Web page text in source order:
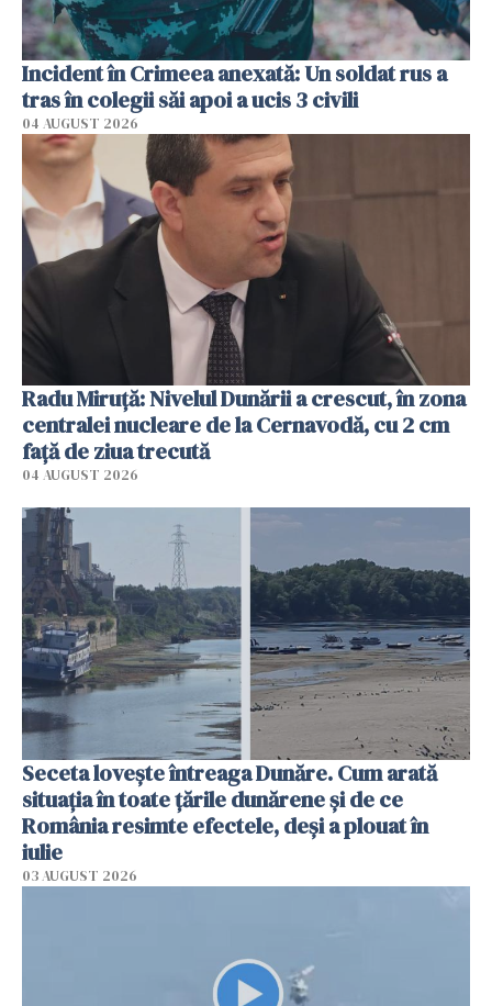
Incident în Crimeea anexată: Un soldat rus a
tras în colegii săi apoi a ucis 3 civili
04 AUGUST 2026
Radu Miruţă: Nivelul Dunării a crescut, în zona
centralei nucleare de la Cernavodă, cu 2 cm
faţă de ziua trecută
04 AUGUST 2026
Seceta lovește întreaga Dunăre. Cum arată
situația în toate țările dunărene și de ce
România resimte efectele, deși a plouat în
iulie
03 AUGUST 2026